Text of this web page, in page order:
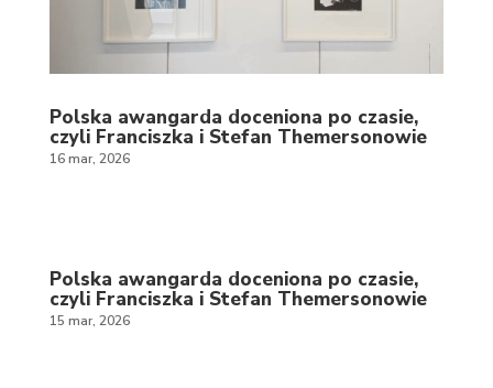
Polska awangarda doceniona po czasie,
czyli Franciszka i Stefan Themersonowie
16 mar, 2026
Polska awangarda doceniona po czasie,
czyli Franciszka i Stefan Themersonowie
15 mar, 2026